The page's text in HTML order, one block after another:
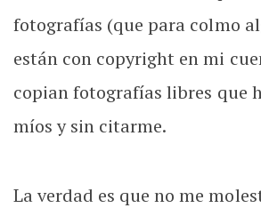
fotografías (que para colmo
están con copyright en mi
copian fotografías libres que
míos y sin citarme.
La verdad es que no me